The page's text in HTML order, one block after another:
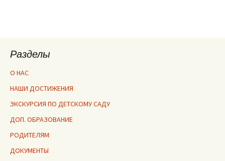
Разделы
О НАС
НАШИ ДОСТИЖЕНИЯ
ЭКСКУРСИЯ ПО ДЕТСКОМУ САДУ
ДОП. ОБРАЗОВАНИЕ
РОДИТЕЛЯМ
ДОКУМЕНТЫ